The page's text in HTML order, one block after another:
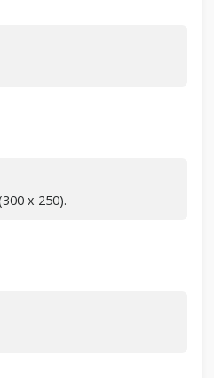
x 250).